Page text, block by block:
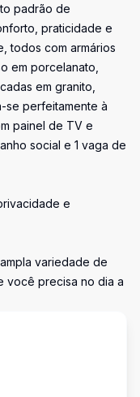
padrão de
praticidade e
todos com armários
em porcelanato,
em granito,
perfeitamente à
painel de TV e
social e 1 vaga de
e
variedade de
você precisa no dia a